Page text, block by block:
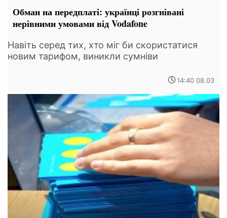
Обман на передплаті: українці розгнівані
нерівними умовами від Vodafone
Навіть серед тих, хто міг би скористатися
новим тарифом, виникли сумніви
14:40 08.03